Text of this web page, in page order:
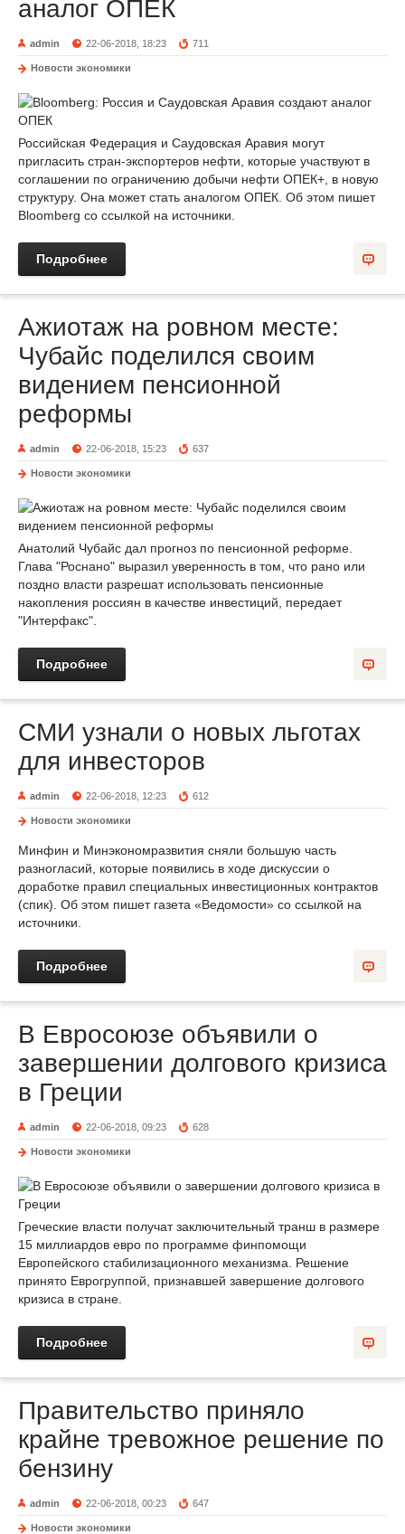
аналог ОПЕК
admin 22-06-2018, 18:23 711
Новости экономики
Российская Федерация и Саудовская Аравия могут
пригласить стран-экспортеров нефти, которые участвуют в
соглашении по ограничению добычи нефти ОПЕК+, в новую
структуру. Она может стать аналогом ОПЕК. Об этом пишет
Bloomberg со ссылкой на источники.
Подробнее
Ажиотаж на ровном месте:
Чубайс поделился своим
видением пенсионной
реформы
admin 22-06-2018, 15:23 637
Новости экономики
Анатолий Чубайс дал прогноз по пенсионной реформе.
Глава "Роснано" выразил уверенность в том, что рано или
поздно власти разрешат использовать пенсионные
накопления россиян в качестве инвестиций, передает
"Интерфакс".
Подробнее
СМИ узнали о новых льготах
для инвесторов
admin 22-06-2018, 12:23 612
Новости экономики
Минфин и Минэкономразвития сняли большую часть
разногласий, которые появились в ходе дискуссии о
доработке правил специальных инвестиционных контрактов
(спик). Об этом пишет газета «Ведомости» со ссылкой на
источники.
Подробнее
В Евросоюзе объявили о
завершении долгового кризиса
в Греции
admin 22-06-2018, 09:23 628
Новости экономики
Греческие власти получат заключительный транш в размере
15 миллиардов евро по программе финпомощи
Европейского стабилизационного механизма. Решение
принято Еврогруппой, признавшей завершение долгового
кризиса в стране.
Подробнее
Правительство приняло
крайне тревожное решение по
бензину
admin 22-06-2018, 00:23 647
Новости экономики